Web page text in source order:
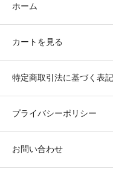
ホーム
カートを見る
特定商取引法に基づく表記
プライバシーポリシー
お問い合わせ